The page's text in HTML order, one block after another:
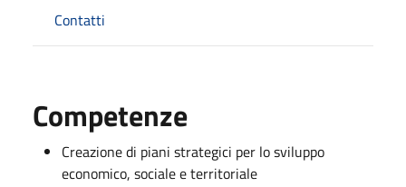
Contatti
Competenze
Creazione di piani strategici per lo sviluppo
economico, sociale e territoriale